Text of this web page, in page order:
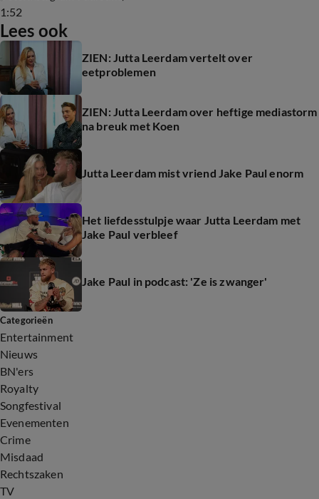
1:52
Lees ook
ZIEN: Jutta Leerdam vertelt over
eetproblemen
ZIEN: Jutta Leerdam over heftige mediastorm
na breuk met Koen
Jutta Leerdam mist vriend Jake Paul enorm
Het liefdesstulpje waar Jutta Leerdam met
Jake Paul verbleef
Jake Paul in podcast: 'Ze is zwanger'
Categorieën
Entertainment
Nieuws
BN'ers
Royalty
Songfestival
Evenementen
Crime
Misdaad
Rechtszaken
TV